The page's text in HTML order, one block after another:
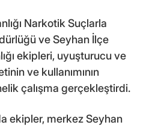
Narkotik Suçlarla
ve Seyhan İlçe
ekipleri, uyuşturucu ve
ve kullanımının
çalışma gerçekleştirdi.
ekipler, merkez Seyhan